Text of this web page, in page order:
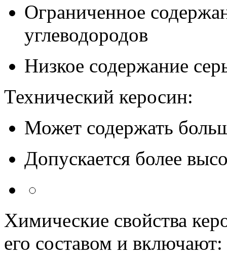
Ограниченное
углеводородов
Низкое содержание
Технический керосин:
Может содержать
Допускается более
Химические свойства
его составом и включают: